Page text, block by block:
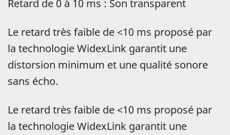
Retard de 0 à 10 ms : Son transparent
Le retard très faible de <10 ms proposé par
la technologie WidexLink garantit une
distorsion minimum et une qualité sonore
sans écho.
Le retard très faible de <10 ms proposé par
la technologie WidexLink garantit une